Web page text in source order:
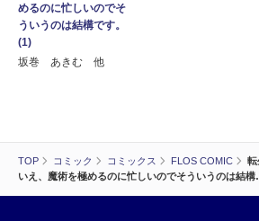
TOP コミック コミックス FLOS COMIC
転
いえ、魔術を極めるのに忙しいのでそういうのは結
めるのに忙しいのでそ
ういうのは結構です。
(1)
坂巻 あきむ 他